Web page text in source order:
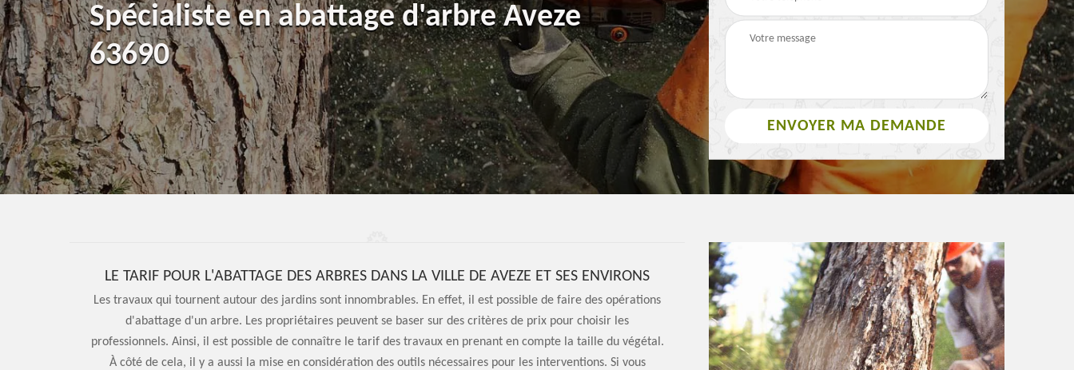
Spécialiste en abattage d'arbre Aveze
63690
LE TARIF POUR L'ABATTAGE DES ARBRES DANS LA VILLE DE AVEZE ET SES ENVIRONS
Les travaux qui tournent autour des jardins sont innombrables. En effet, il est possible de faire des opérations
d'abattage d'un arbre. Les propriétaires peuvent se baser sur des critères de prix pour choisir les
professionnels. Ainsi, il est possible de connaître le tarif des travaux en prenant en compte la taille du végétal.
À côté de cela, il y a aussi la mise en considération des outils nécessaires pour les interventions. Si vous